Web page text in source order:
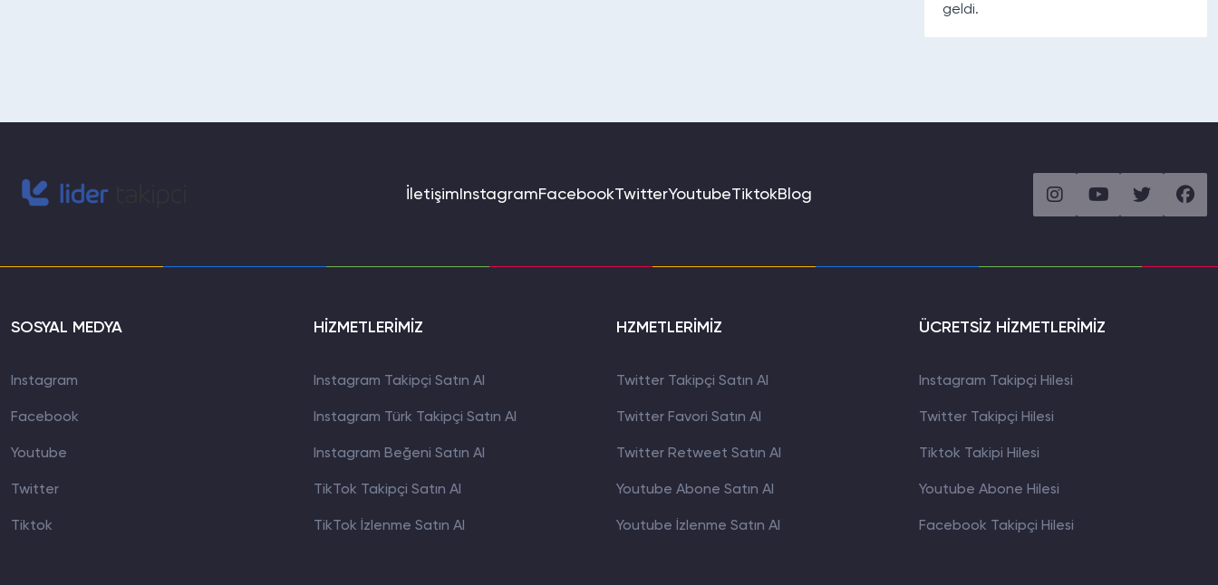
geldi.
İletişim InstagramFacebookTwitterYoutubeTiktokBlog
SOSYAL MEDYA
Instagram
Facebook
Youtube
Twitter
Tiktok
HİZMETLERİMİZ
Instagram Takipçi Satın Al
Instagram Türk Takipçi Satın Al
Instagram Beğeni Satın Al
TikTok Takipçi Satın Al
TikTok İzlenme Satın Al
HZMETLERİMİZ
Twitter Takipçi Satın Al
Twitter Favori Satın Al
Twitter Retweet Satın Al
Youtube Abone Satın Al
Youtube İzlenme Satın Al
ÜCRETSİZ HİZMETLERİMİZ
Instagram Takipçi Hilesi
Twitter Takipçi Hilesi
Tiktok Takipi Hilesi
Youtube Abone Hilesi
Facebook Takipçi Hilesi
WhatsApp İletişim
0850 305 24 26